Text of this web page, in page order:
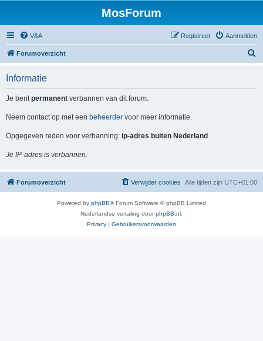
MosForum
V&A Aanmelden
Registreer
Forumoverzicht
Informatie
Je bentpermanent verbannen van dit forum.
Neem contact op met een beheerder voor meer informatie.
Opgegeven reden voor verbanning: ip-adres buiten Nederland
Je IP-adres is verbannen.
Forumoverzicht Alle tijden zijn UTC+01:00
Verwijder cookies
Powered by phpBB® Forum Software © phpBB Limited
Nederlandse vertaling doorphpBB.nl
Privacy | Gebruikersvoorwaarden